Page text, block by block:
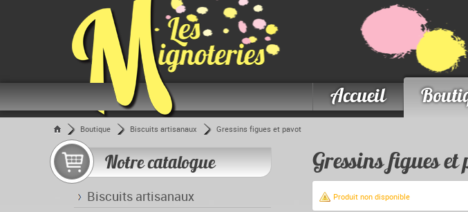
Accueil
Boutique Biscuits artisanaux Gressins figues et pavot
Notre catalogue
Biscuits artisanaux
Gressins figues et
Produit non disponible